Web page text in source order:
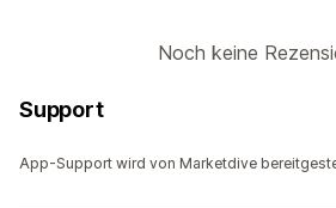
Noch keine
Support
App-Support wird von Marketdive